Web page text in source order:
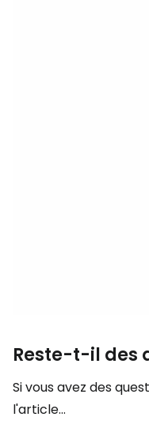
Reste-t-il des
Si vous avez des
l'article...